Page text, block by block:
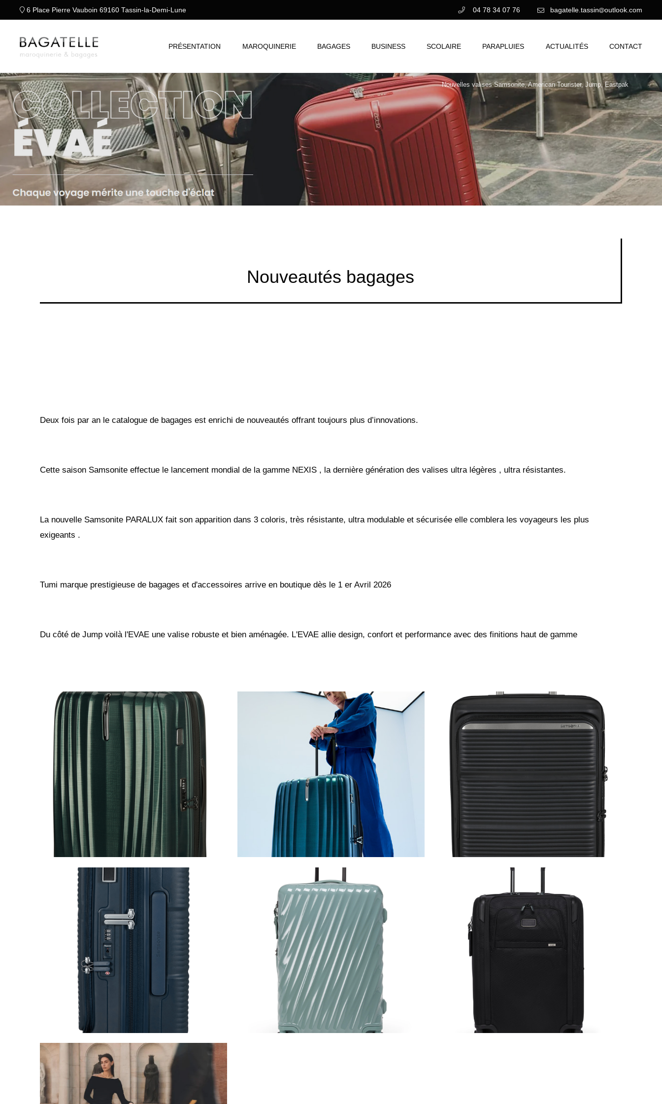
6 Place Pierre Vauboin 69160 Tassin-la-Demi-Lune 04 78 34 07 76 bagatelle.tassin outlook.com
PRÉSENTATION MAROQUINERIE BAGAGES BUSINESS SCOLAIRE PARAPLUIES ACTUALITÉS CONTACT
Nouvelles valises Samsonite, American Tourister, Jump, Eastpak
Nouveautés bagages
Deux fois par an le catalogue de bagages est enrichi de nouveautés offrant toujours plus d’innovations.
Cette saison Samsonite effectue le lancement mondial de la gamme NEXIS , la dernière génération des valises ultra légères , ultra résistantes.
La nouvelle Samsonite PARALUX fait son apparition dans 3 coloris, très résistante, ultra modulable et sécurisée elle comblera les voyageurs les plus
exigeants .
Tumi marque prestigieuse de bagages et d'accessoires arrive en boutique dès le 1 er Avril 2026
Du côté de Jump voilà l'EVAE une valise robuste et bien aménagée. L'EVAE allie design, confort et performance avec des finitions haut de gamme